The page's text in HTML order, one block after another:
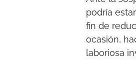
podría
fin de
ocasión,
laboriosa